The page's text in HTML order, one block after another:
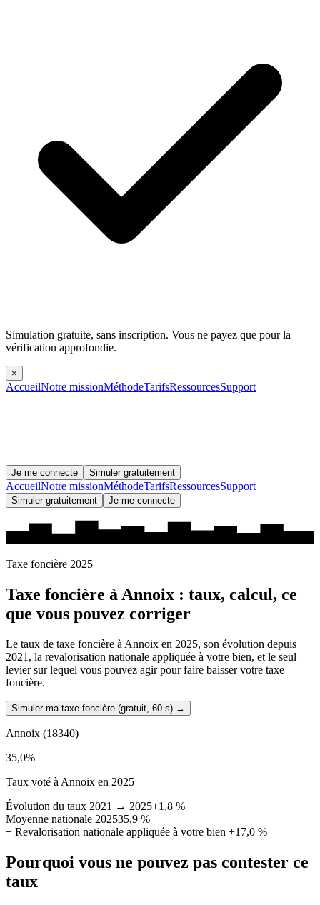
Simulation gratuite, sans inscription. Vous ne payez que pour la
vérification approfondie.
×
AccueilNotre missionMéthodeTarifsRessourcesSupport
Je me connecte Simuler gratuitement
AccueilNotre missionMéthodeTarifsRessourcesSupport
Simuler gratuitement Je me connecte
Taxe foncière 2025
Taxe foncière àAnnoix : taux, calcul, ce
que vous pouvez corriger
Le taux de taxe foncière à Annoix en 2025, son évolution depuis
2021, la revalorisation nationale appliquée à votre bien, et le seul
levier sur lequel vous pouvez agir pour faire baisser votre taxe
foncière.
Simuler ma taxe foncière (gratuit, 60 s) →
Annoix (18340)
35,0%
Taux voté à Annoix en 2025
Évolution du taux 2021 → 2025+1,8 %
Moyenne nationale 202535,9 %
+ Revalorisation nationale appliquée à votre bien +17,0 %
Pourquoi vous ne pouvez pas contester ce
taux